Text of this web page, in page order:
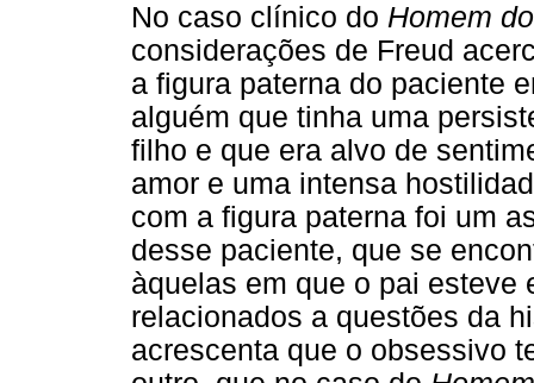
No caso clínico do Homem
considerações de Freud
a figura paterna do paciente
alguém que tinha uma
filho e que era alvo de
amor e uma intensa
com a figura paterna foi um
desse paciente, que se
àquelas em que o pai esteve
relacionados a questões da
acrescenta que o obsessivo